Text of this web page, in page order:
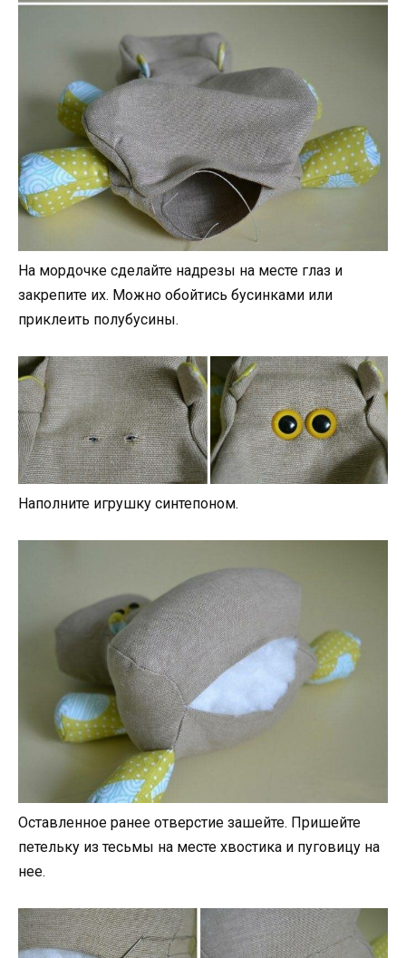
На мордочке сделайте надрезы на месте глаз и
закрепите их. Можно обойтись бусинками или
приклеить полубусины.
Наполните игрушку синтепоном.
Оставленное ранее отверстие зашейте. Пришейте
петельку из тесьмы на месте хвостика и пуговицу на
нее.